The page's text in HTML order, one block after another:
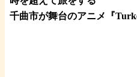
千曲市が舞台のアニメ『